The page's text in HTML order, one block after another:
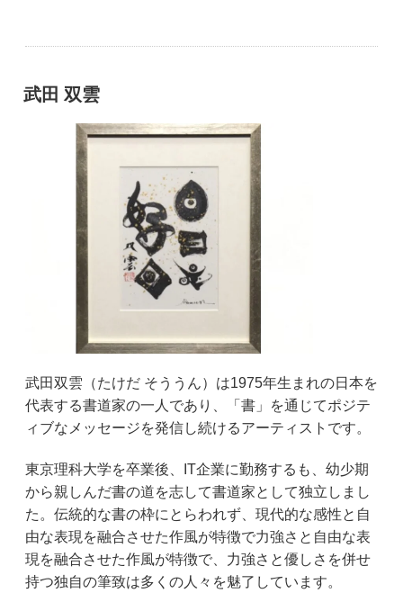
武田 双雲
武田双雲（たけだ そううん）は1975年生まれの日本を
代表する書道家の一人であり、「書」を通じてポジテ
ィブなメッセージを発信し続けるアーティストです。
東京理科大学を卒業後、IT企業に勤務するも、幼少期
から親しんだ書の道を志して書道家として独立しまし
た。伝統的な書の枠にとらわれず、現代的な感性と自
由な表現を融合させた作風が特徴で力強さと自由な表
現を融合させた作風が特徴で、力強さと優しさを併せ
持つ独自の筆致は多くの人々を魅了しています。